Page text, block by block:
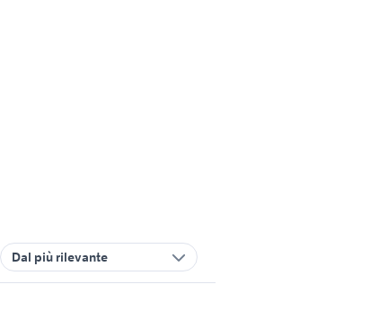
Dal più rilevante